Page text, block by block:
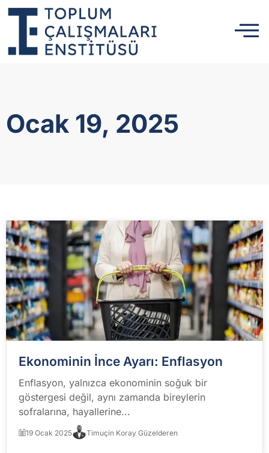
Ocak 19, 2025
Ekonominin İnce Ayarı: Enflasyon
Enflasyon, yalnızca ekonominin soğuk bir
göstergesi değil, aynı zamanda bireylerin
sofralarına, hayallerine...
19 Ocak 2025 Timuçin Koray Güzelderen